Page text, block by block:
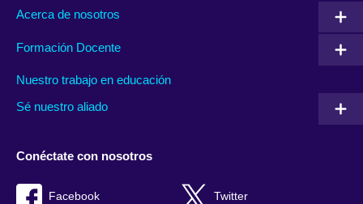
Acerca de nosotros
Formación Docente
Nuestro trabajo en educación
Sé nuestro aliado
Conéctate con nosotros
Facebook Twitter